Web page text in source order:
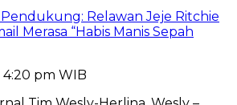
Pendukung: Relawan Jeje Ritchie
Merasa “Habis Manis Sepah
pm WIB